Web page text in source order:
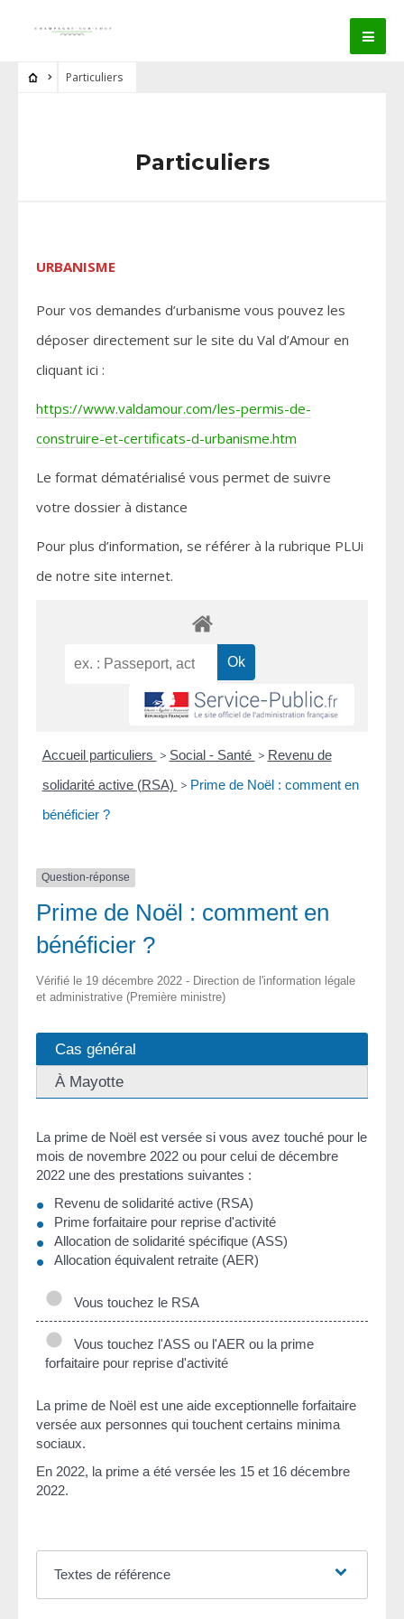
Particuliers
Particuliers
URBANISME
Pour vos demandes d’urbanisme vous pouvez les
déposer directement sur le site du Val d’Amour en
cliquant ici :
https://www.valdamour.com/les-permis-de-
construire-et-certificats-d-urbanisme.htm
Le format dématérialisé vous permet de suivre
votre dossier à distance
Pour plus d’information, se référer à la rubrique PLUi
de notre site internet.
Accueil particuliers > Social - Santé > Revenu de
solidarité active (RSA) > Prime de Noël : comment en
bénéficier ?
Question-réponse
Prime de Noël : comment en
bénéficier ?
Vérifié le 19 décembre 2022 - Direction de l'information légale
et administrative (Première ministre)
Cas général
À Mayotte
La prime de Noël est versée si vous avez touché pour le
mois de novembre 2022 ou pour celui de décembre
2022 une des prestations suivantes :
Revenu de solidarité active (RSA)
Prime forfaitaire pour reprise d'activité
Allocation de solidarité spécifique (ASS)
Allocation équivalent retraite (AER)
Vous touchez le RSA
Vous touchez l'ASS ou l'AER ou la prime
forfaitaire pour reprise d'activité
La prime de Noël est une aide exceptionnelle forfaitaire
versée aux personnes qui touchent certains minima
sociaux.
En 2022, la prime a été versée les 15 et 16 décembre
2022.
Textes de référence